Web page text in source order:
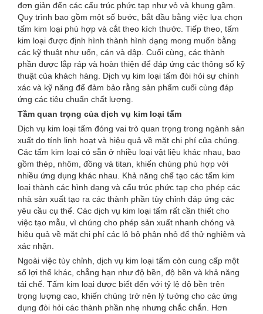
đơn giản đến các cấu trúc phức tạp như vỏ và khung gầm.
Quy trình bao gồm một số bước, bắt đầu bằng việc lựa chọn
tấm kim loại phù hợp và cắt theo kích thước. Tiếp theo, tấm
kim loại được định hình thành hình dạng mong muốn bằng
các kỹ thuật như uốn, cán và dập. Cuối cùng, các thành
phần được lắp ráp và hoàn thiện để đáp ứng các thông số kỹ
thuật của khách hàng. Dịch vụ kim loại tấm đòi hỏi sự chính
xác và kỹ năng để đảm bảo rằng sản phẩm cuối cùng đáp
ứng các tiêu chuẩn chất lượng.
Tầm quan trọng của dịch vụ kim loại tấm
Dịch vụ kim loại tấm đóng vai trò quan trọng trong ngành sản
xuất do tính linh hoạt và hiệu quả về mặt chi phí của chúng.
Các tấm kim loại có sẵn ở nhiều loại vật liệu khác nhau, bao
gồm thép, nhôm, đồng và titan, khiến chúng phù hợp với
nhiều ứng dụng khác nhau. Khả năng chế tạo các tấm kim
loại thành các hình dạng và cấu trúc phức tạp cho phép các
nhà sản xuất tạo ra các thành phần tùy chỉnh đáp ứng các
yêu cầu cụ thể. Các dịch vụ kim loại tấm rất cần thiết cho
việc tạo mẫu, vì chúng cho phép sản xuất nhanh chóng và
hiệu quả về mặt chi phí các lô bộ phận nhỏ để thử nghiệm và
xác nhận.
Ngoài việc tùy chỉnh, dịch vụ kim loại tấm còn cung cấp một
số lợi thế khác, chẳng hạn như độ bền, độ bền và khả năng
tái chế. Tấm kim loại được biết đến với tỷ lệ độ bền trên
trọng lượng cao, khiến chúng trở nên lý tưởng cho các ứng
dụng đòi hỏi các thành phần nhẹ nhưng chắc chắn. Hơn